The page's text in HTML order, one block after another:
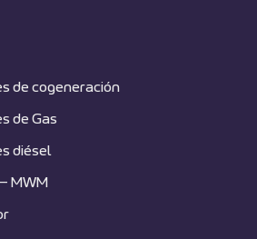
de cogeneración
de Gas
diésel
MWM